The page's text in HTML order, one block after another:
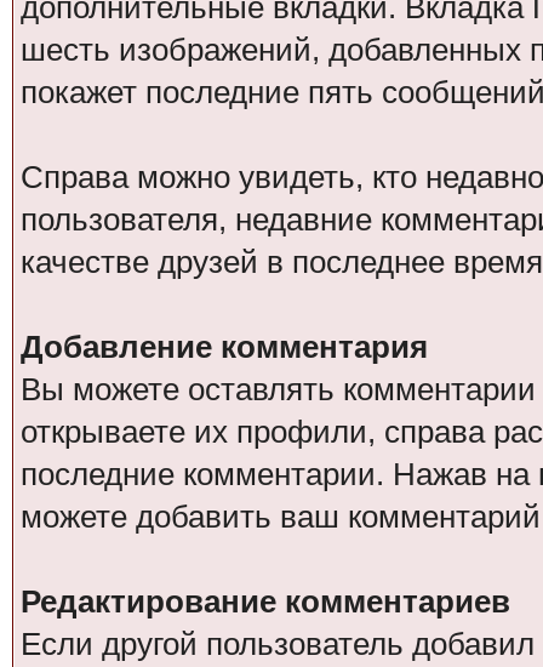
дополнительные вкладки. Вкладка
шесть изображений, добавленных
покажет последние пять
Справа можно увидеть, кто
пользователя, недавние
качестве друзей в последнее
Добавление комментария
Вы можете оставлять комментарии
открываете их профили, справа
последние комментарии. Нажав
можете добавить ваш
Редактирование комментариев
Если другой пользователь